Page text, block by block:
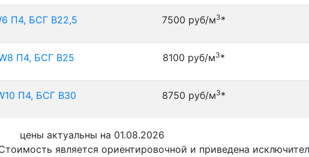
П4, БСГ В22,5 7500 руб/м3*
П4, БСГ В25 8100 руб/м3*
П4, БСГ В30 8750 руб/м3*
цены актуальны на 01.08.2026
является ориентировочной и приведена